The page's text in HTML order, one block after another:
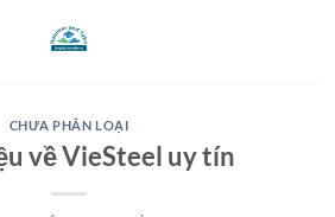
CHƯA PHÂN LOẠI
về VieSteel uy tín